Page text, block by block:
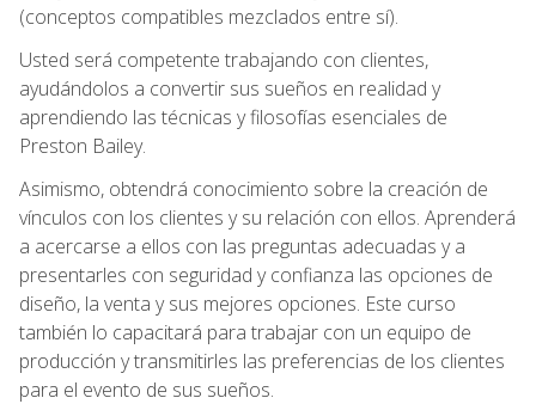
(conceptos compatibles mezclados entre sí).
Usted será competente trabajando con clientes,
ayudándolos a convertir sus sueños en realidad y
aprendiendo las técnicas y filosofías esenciales de
Preston Bailey.
Asimismo, obtendrá conocimiento sobre la creación de
vínculos con los clientes y su relación con ellos. Aprenderá
a acercarse a ellos con las preguntas adecuadas y a
presentarles con seguridad y confianza las opciones de
diseño, la venta y sus mejores opciones. Este curso
también lo capacitará para trabajar con un equipo de
producción y transmitirles las preferencias de los clientes
para el evento de sus sueños.